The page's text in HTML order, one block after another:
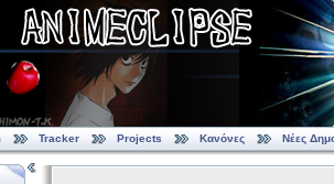
Tracker Projects Κανόνες Νέες